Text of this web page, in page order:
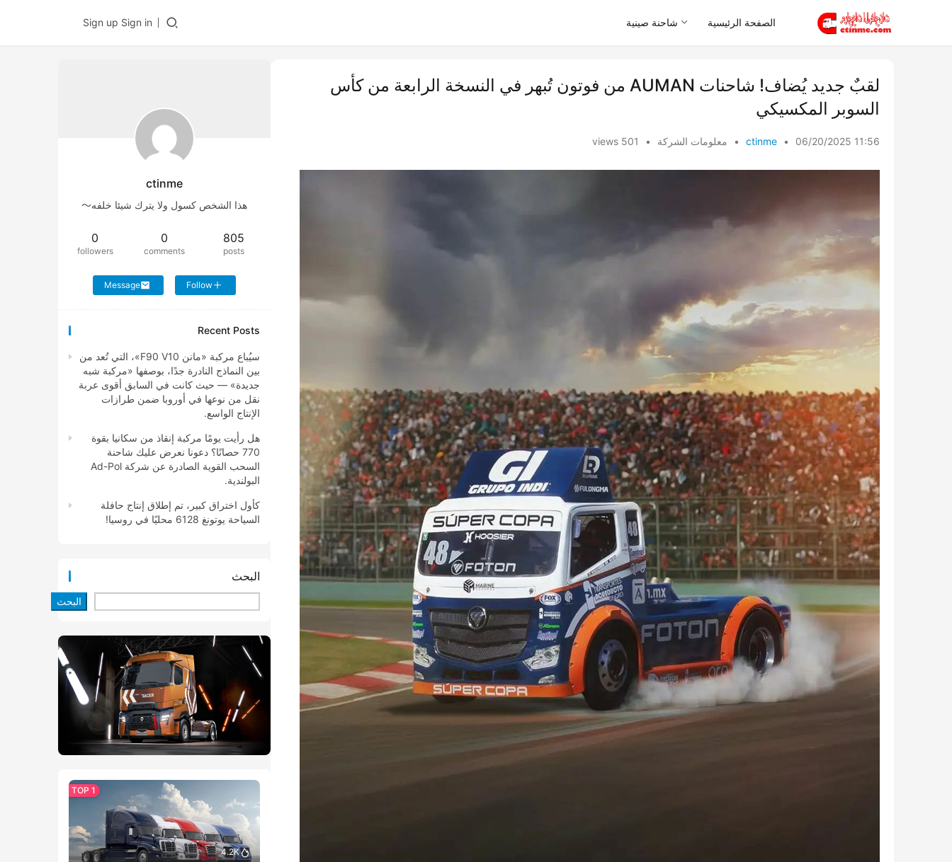
الصفحة الرئيسية شاحنة صينية Sign in
Sign up
​​لقبٌ جديد يُضاف! شاحنات AUMAN من فوتون تُبهر في النسخة الرابعة من كأس
السوبر المكسيكي​​
ctinme • 06/20/2025 11:56
• معلومات الشركة •
501 views
ctinme
هذا الشخص كسول ولا يترك شيئا خلفه～
805
posts
0
comments
0
followers
Follow
Message
Recent Posts
سيُباع مركبة «مانن F90 V10»، التي تُعد من
بين النماذج النادرة جدًا، بوصفها «مركبة شبه
جديدة» — حيث كانت في السابق أقوى عربة
نقل من نوعها في أوروبا ضمن طرازات
الإنتاج الواسع.
هل رأيت يومًا مركبة إنقاذ من سكانيا بقوة
770 حصانًا؟ دعونا نعرض عليك شاحنة
السحب القوية الصادرة عن شركة Ad-Pol
البولندية.
كأول اختراق كبير، تم إطلاق إنتاج حافلة
السياحة يوتونغ 6128 محليًا في روسيا!
البحث
البحث
4.2K